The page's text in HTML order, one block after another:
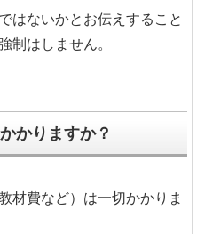
はないかとお伝えすること
制はしません。
かりますか？
材費など）は一切かかりま